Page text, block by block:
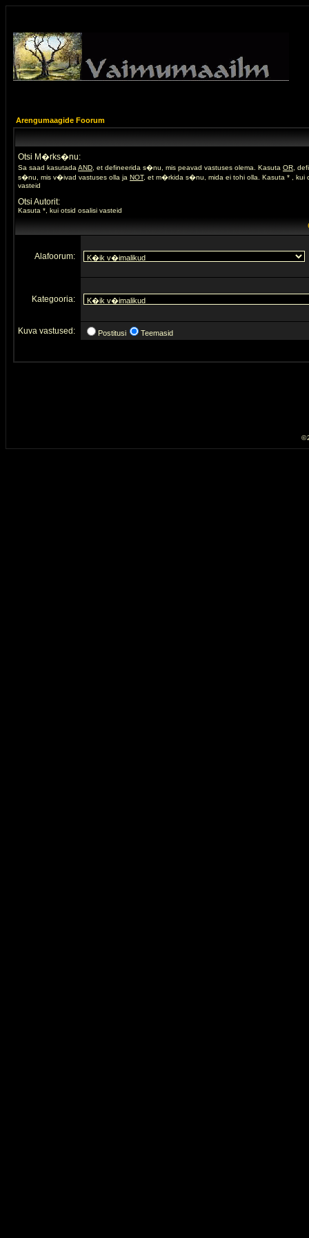
Arengumaagide Foorum
Otsi M�rks�nu:
Sa saad kasutada AND , et defineerida s�nu, mis peavad vastuses olema. Kasuta OR ,
s�nu, mis v�ivad vastuses olla ja NOT, et m�rkida s�nu, mida ei tohi olla. Kasuta * , kui
vasteid
Otsi Autorit:
Kasuta *, kui otsid osalisi vasteid
Alafoorum:
Kategooria:
Kuva vastused: Postitusi Teemasid
©